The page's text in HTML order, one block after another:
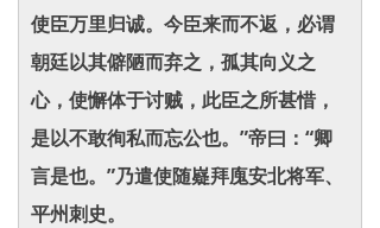
使臣万里归诚。今臣来而不返，必谓
朝廷以其僻陋而弃之，孤其向义之
心，使懈体于讨贼，此臣之所甚惜，
是以不敢徇私而忘公也。”帝曰：“卿
言是也。”乃遣使随嶷拜廆安北将军、
平州刺史。